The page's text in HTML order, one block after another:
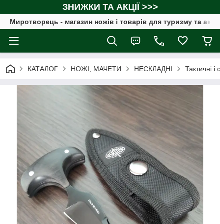
ЗНИЖКИ ТА АКЦІЇ >>>
Миротворець - магазин ножів і товарів для туризму та
КАТАЛОГ НОЖІ, МАЧЕТИ НЕСКЛАДНІ Тактичні і